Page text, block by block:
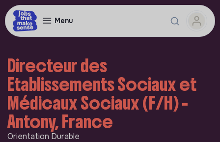
Menu
Directeur des
Etablissements Sociaux et
Médicaux Sociaux (F/H) -
Antony, France
Orientation Durable